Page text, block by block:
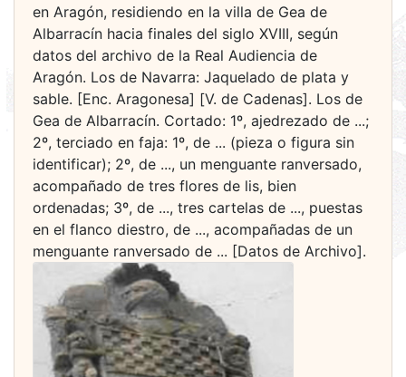
en Aragón, residiendo en la villa de Gea de
Albarracín hacia finales del siglo XVIII, según
datos del archivo de la Real Audiencia de
Aragón. Los de Navarra: Jaquelado de plata y
sable. [Enc. Aragonesa] [V. de Cadenas]. Los de
Gea de Albarracín. Cortado: 1º, ajedrezado de ...;
2º, terciado en faja: 1º, de ... (pieza o figura sin
identificar); 2º, de ..., un menguante ranversado,
acompañado de tres flores de lis, bien
ordenadas; 3º, de ..., tres cartelas de ..., puestas
en el flanco diestro, de ..., acompañadas de un
menguante ranversado de ... [Datos de Archivo].